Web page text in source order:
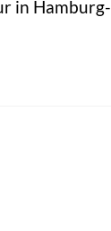
in Hamburg-